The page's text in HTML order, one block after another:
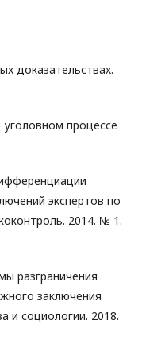
доказательствах.
уголовном процессе
экспертов по
2014. № 1.
разграничения
заключения
и социологии. 2018.